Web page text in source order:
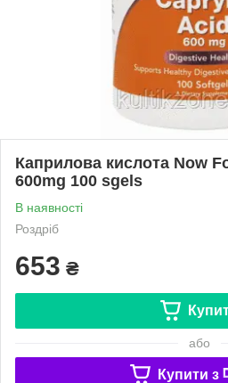
Каприлова кислота Now
600mg 100 sgels
В наявності
Роздріб
653 ₴
або
Купити з